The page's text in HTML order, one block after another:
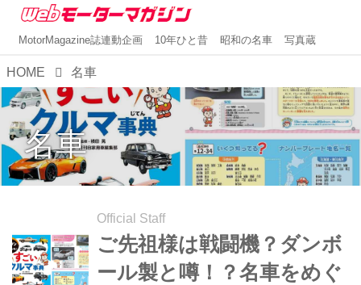
MotorMagazine誌連動企画 10年ひと昔 昭和の名車 写真蔵
HOME 名車
名車
Official Staff
ご先祖様は戦闘機？ダンボ
ール製と噂！？名車をめぐ